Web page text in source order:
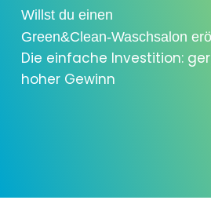
Willst du einen
Green&Clean-Waschsalon
Die einfache Investition:
hoher Gewinn